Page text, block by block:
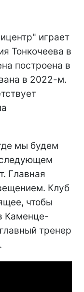
играет
Тонкочеева в
построена в
в 2022-м.
мы будем
Главная
Клуб
чтобы
Каменце-
тренер